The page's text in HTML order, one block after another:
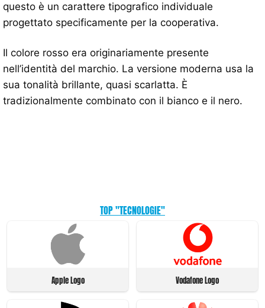
questo è un carattere tipografico individuale
progettato specificamente per la cooperativa.
Il colore rosso era originariamente presente
nell’identità del marchio. La versione moderna usa la
sua tonalità brillante, quasi scarlatta. È
tradizionalmente combinato con il bianco e il nero.
TOP "TECNOLOGIE"
Apple Logo Vodafone Logo